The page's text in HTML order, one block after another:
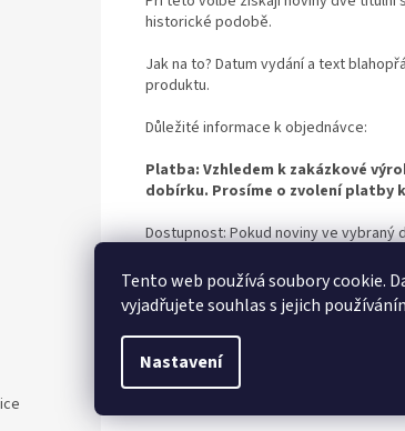
Tento web používá soubory cookie.
vyjadřujete souhlas s jejich
Nastavení
historické podobě.
Jak na to? Datum vydání a text
produktu.
Důležité informace k objednávce:
Platba: Vzhledem k zakázkové
dobírku. Prosíme o zvolení platby
Dostupnost: Pokud noviny ve vybraný
Doba dodání: Expedujeme do 4
Potřebujete poradit?
Pokud si nejste jistí výběrem nebo